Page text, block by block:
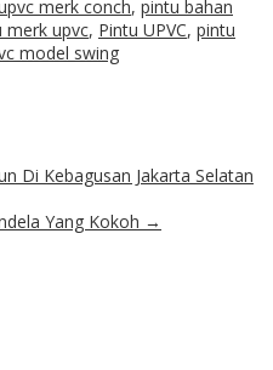
merk conch, pintu bahan
merk upvc, Pintu UPVC, pintu
model swing
Di Kebagusan Jakarta Selatan
Yang Kokoh →